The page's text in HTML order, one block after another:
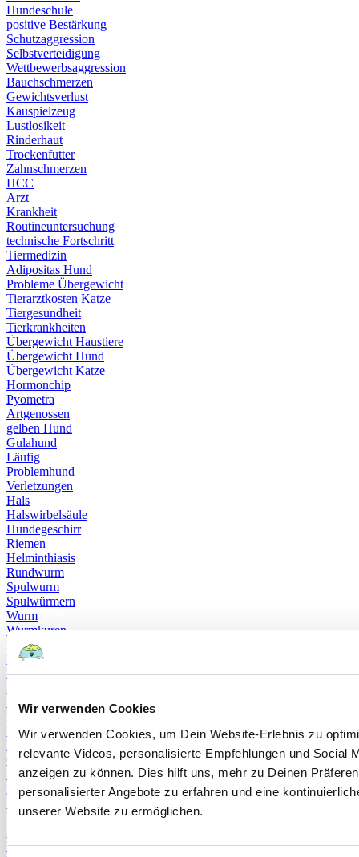
Wir verwenden Cookies
Wir verwenden Cookies, um Dein Website-Erlebnis zu
relevante Videos, personalisierte Empfehlungen und Social
anzeigen zu können. Dies hilft uns, mehr zu Deinen
personalisierter Angebote zu erfahren und eine
unserer Website zu ermöglichen.
Hundeschule
positive Bestärkung
Schutzaggression
Selbstverteidigung
Wettbewerbsaggression
Bauchschmerzen
Gewichtsverlust
Kauspielzeug
Lustlosikeit
Rinderhaut
Trockenfutter
Zahnschmerzen
HCC
Arzt
Krankheit
Routineuntersuchung
technische Fortschritt
Tiermedizin
Adipositas Hund
Probleme Übergewicht
Tierarztkosten Katze
Tiergesundheit
Tierkrankheiten
Übergewicht Haustiere
Übergewicht Hund
Übergewicht Katze
Hormonchip
Pyometra
Artgenossen
gelben Hund
Gulahund
Läufig
Problemhund
Verletzungen
Hals
Halswirbelsäule
Hundegeschirr
Riemen
Helminthiasis
Rundwurm
Spulwurm
Spulwürmern
Wurm
Wurmkuren
Dermatophyten
Hautentzündung
Hautpilz
Pilzinfektion
Entwöhnung
Katzenbabys
Kitten
Beschwichtigung
Gähnen
Hundeverhalten
Körpersignal
Antibiotika
Kolloidales Silber
Nebenwirkung
Beißen